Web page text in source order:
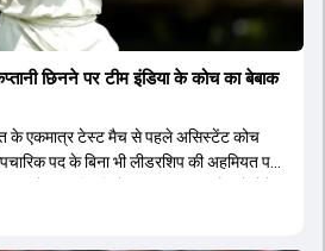
छिनने पर टीम इंडिया के कोच का बेबाक
के एकमात्र टेस्ट मैच से पहले असिस्टेंट कोच
पद के बिना भी लीडरशिप की अहमियत पर
ध्यान खेल की स्थिति के आधार पर सही फैसले लेने